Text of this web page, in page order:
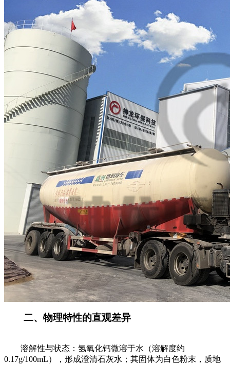
二、物理特性的直观差异
溶解性与状态：氢氧化钙微溶于水（溶解度约
0.17g/100mL），形成澄清石灰水；其固体为白色粉末，质地